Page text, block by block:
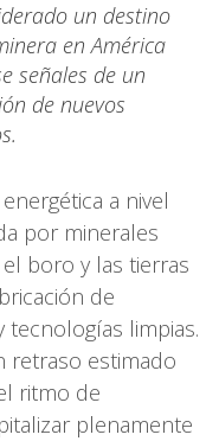
un destino
en América
señales de un
de nuevos
a nivel
por minerales
boro y las tierras
de
limpias.
retraso estimado
ritmo de
plenamente